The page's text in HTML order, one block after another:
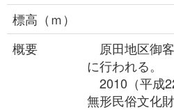
標高（ｍ）
概要
原田地区御
に行われる。
2010（平成
無形民俗文化財